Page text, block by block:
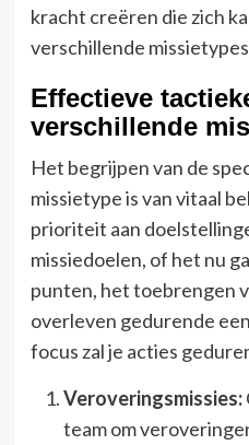
kracht creëren die zich
verschillende
Effectieve
verschillende
Het begrijpen van de
missietype is van vitaal
prioriteit aan
missiedoelen, of het nu
punten, het toebrengen
overleven gedurende
focus zal je acties
Veroveringsmissies:
team om